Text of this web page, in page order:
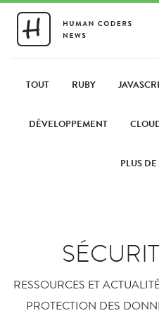
TOUT RUBY
DÉVELOPPEMENT
PLUS DE
RESSOURCES ET
PROTECTION DES